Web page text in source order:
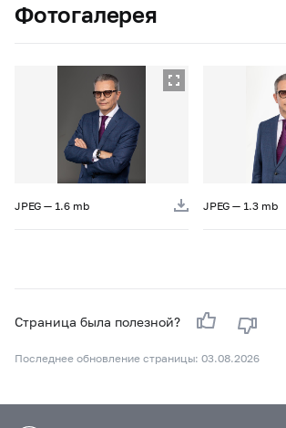
Фотогалерея
JPEG — 1.6 mb JPEG — 1.3 mb
Страница была полезной?
Последнее обновление страницы: 03.08.2026